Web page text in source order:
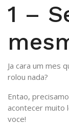
1 –
Ja cara um mes
rolou nada?
Entao,
acontecer muito
voce!